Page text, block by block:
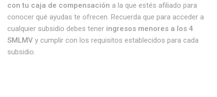
con tu caja de compensación a la que estés afiliado para
conocer qué ayudas te ofrecen. Recuerda que para acceder a
cualquier subsidio debes tener ingresos menores a los 4
SMLMV y cumplir con los requisitos establecidos para cada
subsidio.